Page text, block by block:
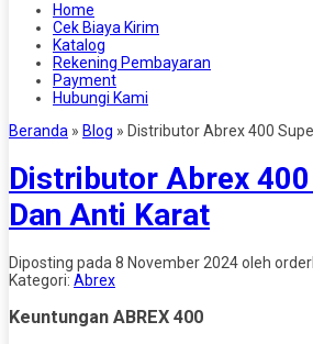
Home
Cek Biaya Kirim
Katalog
Rekening Pembayaran
Payment
Hubungi Kami
Beranda » Blog » Distributor Abrex 400
Distributor Abrex
Dan Anti Karat
Diposting pada 8 November 2024 oleh
Kategori: Abrex
Keuntungan ABREX 400